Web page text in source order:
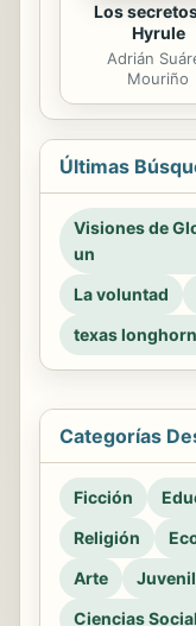
Los
Hyrule
Adrián
Mouriño
Últimas
Visiones de
un
La voluntad
texas
Categorías
Ficción
Religión
Arte
Ciencias